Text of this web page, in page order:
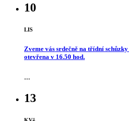
10
LIS
Zveme vás srdečně na třídní
otevřena v 16.50 hod.
...
13